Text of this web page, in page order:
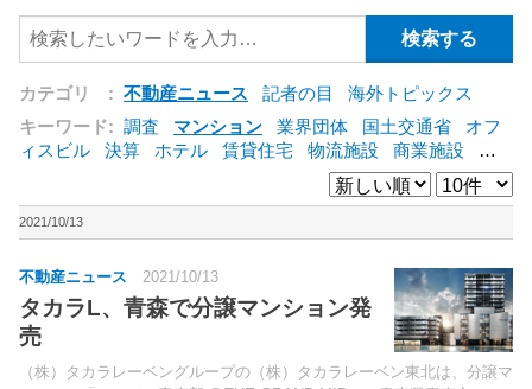
カテゴリ : 不動産ニュース 記者の目
海外トピックス
キーワード: 調査 マンション 業界団体 国土交通省
オフ
ィスビル
決算 ホテル 賃貸住宅 物流施設 商業施設
海
東急不動産 賃料
ア
野村不動産 ZEH [+]
2021/10/13
不動産ニュース 2021/10/13
タカラL、青森で分譲マンション発
売
（株）タカラレーベングループの（株）タカラレーベン東北は、分譲マ